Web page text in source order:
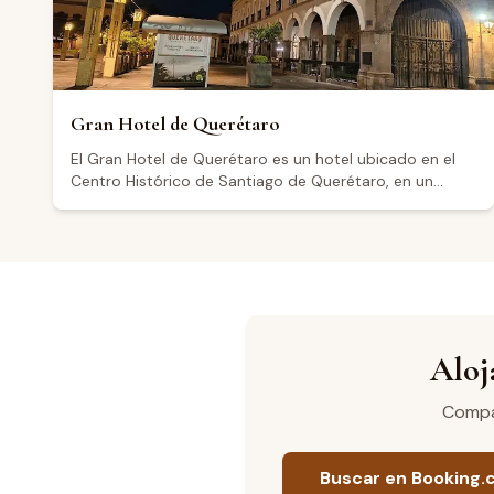
Gran Hotel de Querétaro
El Gran Hotel de Querétaro es un hotel ubicado en el
Centro Histórico de Santiago de Querétaro, en un
elevador y business center, además de salones para
privilegiada en el corazón de la ciudad. La región
vinícola de Querétaro, reconocida por su producción
Buscar en